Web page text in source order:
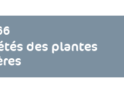
des plantes